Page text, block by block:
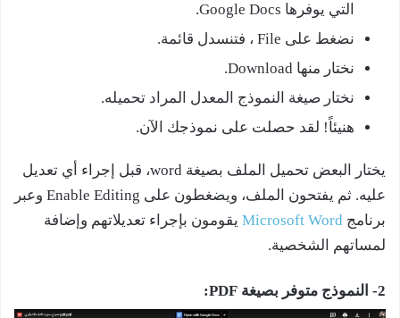
التي يوفرها Google Docs.
نضغط على File ، فتنسدل قائمة.
نختار منها Download.
نختار صيغة النموذج المعدل المراد تحميله.
هنيئاً! لقد حصلت على نموذجك الآن.
يختار البعض تحميل الملف بصيغة word، قبل إجراء أي تعديل
عليه. ثم يفتحون الملف، ويضغطون على Enable Editing وعبر
برنامج Microsoft Word يقومون بإجراء تعديلاتهم وإضافة
لمساتهم الشخصية.
2- النموذج متوفر بصيغة PDF: